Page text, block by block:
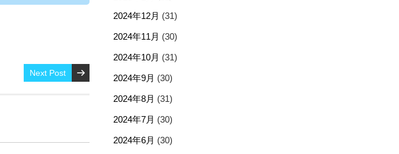
Next Post
2024年12月 (31)
2024年11月 (30)
2024年10月 (31)
2024年9月 (30)
2024年8月 (31)
2024年7月 (30)
2024年6月 (30)